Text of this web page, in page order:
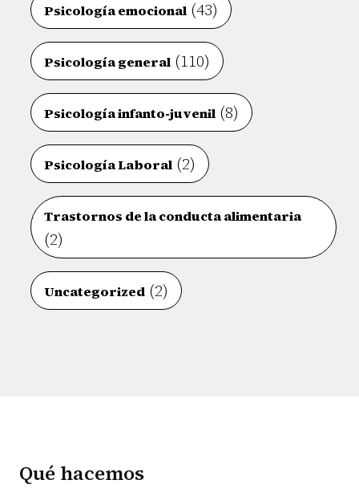
Psicología emocional (43)
Psicología general (110)
Psicología infanto-juvenil (8)
Psicología Laboral (2)
Trastornos de la conducta alimentaria
(2)
Uncategorized (2)
Qué hacemos